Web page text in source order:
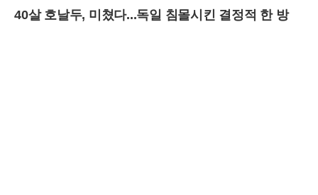
40살 호날두, 미쳤다...독일 침몰시킨 결정적 한 방